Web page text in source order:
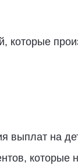
которые
на
которые